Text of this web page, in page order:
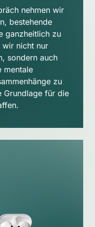
nehmen wir
bestehende
ganzheitlich zu
wir nicht nur
sondern auch
mentale
zu
Grundlage für die